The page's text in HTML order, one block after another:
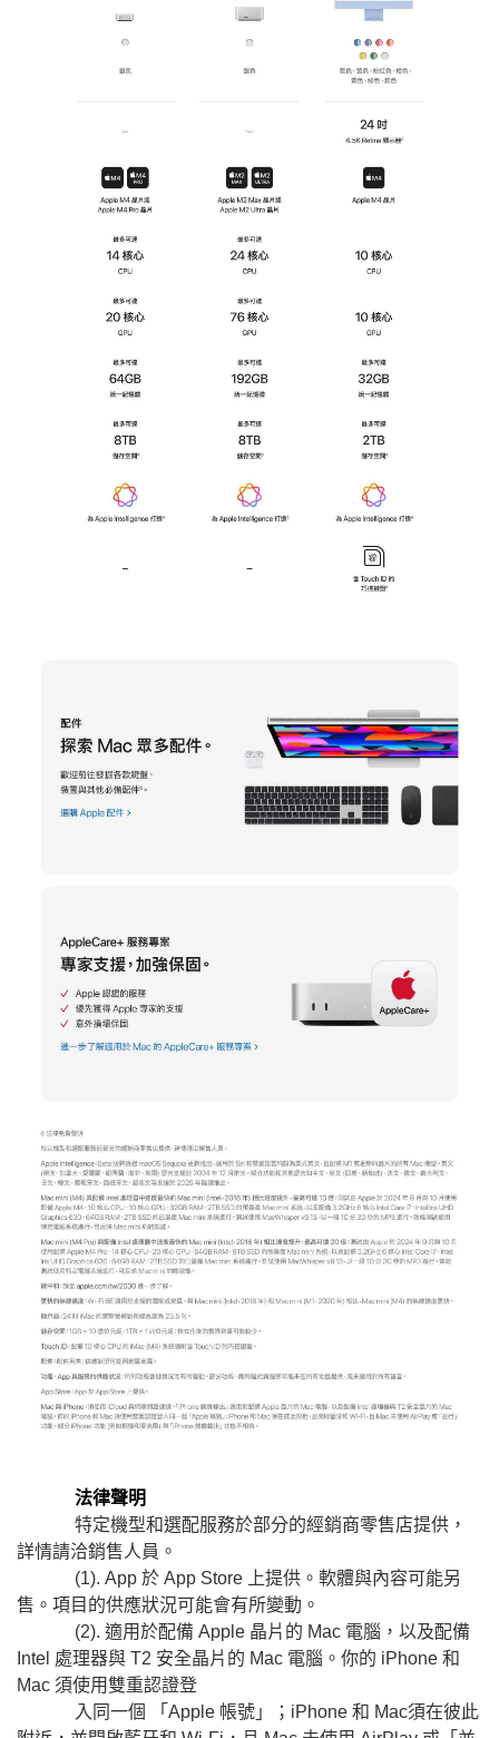
法律聲明
特定機型和選配服務於部分的經銷商零售店提供，
詳情請洽銷售人員。
(1). App 於 App Store 上提供。軟體與內容可能另
售。項目的供應狀況可能會有所變動。
(2). 適用於配備 Apple 晶片的 Mac 電腦，以及配備
Intel 處理器與 T2 安全晶片的 Mac 電腦。你的 iPhone 和
Mac 須使用雙重認證登
入同一個 「Apple 帳號」；iPhone 和 Mac須在彼此